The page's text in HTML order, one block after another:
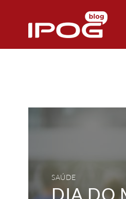
Dia
SAÚDE
DIA DO